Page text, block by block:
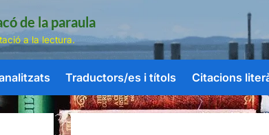
de la paraula
a la lectura.
Traductors/es i títols Citacions